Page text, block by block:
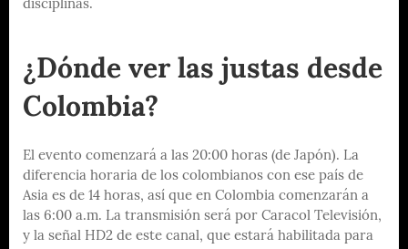
disciplinas.
¿Dónde ver las justas desde
Colombia?
El evento comenzará a las 20:00 horas (de Japón). La
diferencia horaria de los colombianos con ese país de
Asia es de 14 horas, así que en Colombia comenzarán a
las 6:00 a.m. La transmisión será por Caracol Televisión,
y la señal HD2 de este canal, que estará habilitada para